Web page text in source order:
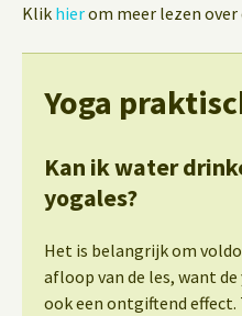
Klik hierom meer lezen
Yoga
Kan ik water
yogales?
Het is belangrijk om
afloop van de les, want
ook een ontgiftend effect.